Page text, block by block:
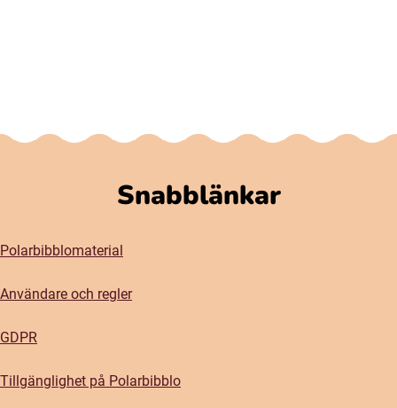
Snabblänkar
Polarbibblomaterial
Användare och regler
GDPR
Tillgänglighet på Polarbibblo